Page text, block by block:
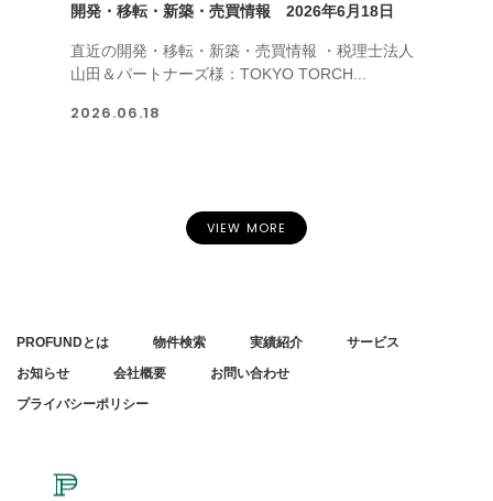
開発・移転・新築・売買情報 2026年6月18日
直近の開発・移転・新築・売買情報 ・税理士法人
山田＆パートナーズ様：TOKYO TORCH...
2026.06.18
VIEW MORE
PROFUNDとは 物件検索 実績紹介
サービス
お知らせ
会社概要
お問い合わせ
プライバシーポリシー